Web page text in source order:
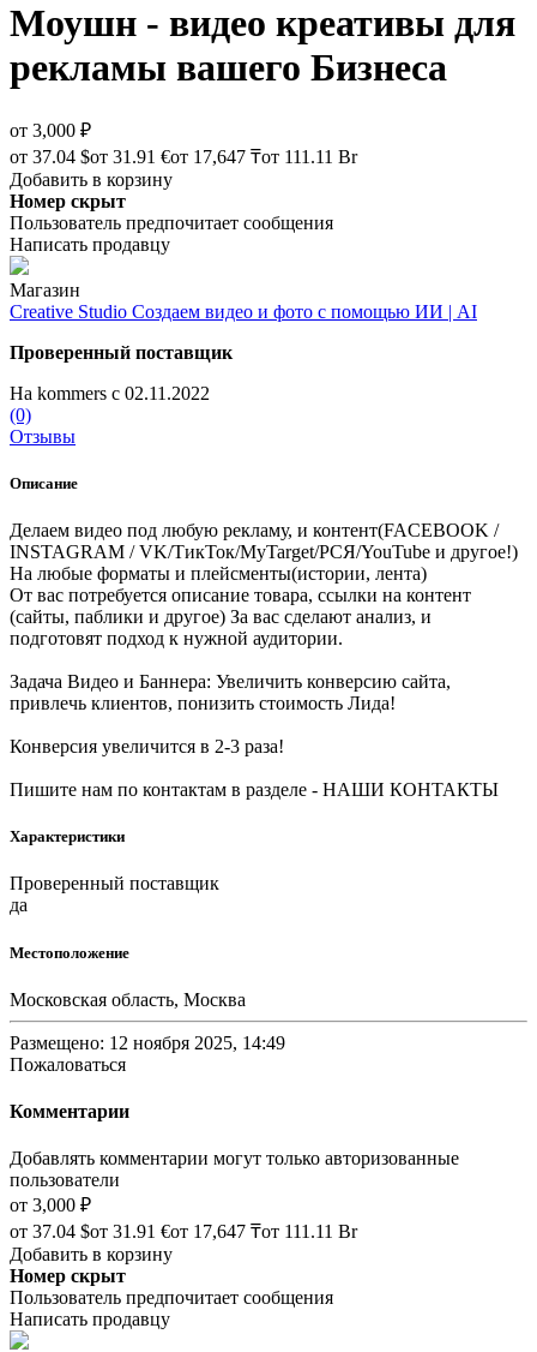
Моушн - видео креативы для
рекламы вашего Бизнеса
от 3,000 ₽
от 37.04 $от 31.91 €от 17,647 ₸от 111.11 Br
Добавить в корзину
Номер скрыт
Пользователь предпочитает сообщения
Написать продавцу
Магазин
Creative Studio Создаем видео и фото с помощью ИИ | AI
Проверенный поставщик
На kommers с 02.11.2022
(0)
Отзывы
Описание
Делаем видео под любую рекламу, и контент(FACEBOOK /
INSTAGRAM / VK/ТикТок/MyTarget/РСЯ/YouTube и другое!)
На любые форматы и плейсменты(истории, лента)
От вас потребуется описание товара, ссылки на контент
(сайты, паблики и другое) За вас сделают анализ, и
подготовят подход к нужной аудитории.
Задача Видео и Баннера: Увеличить конверсию сайта,
привлечь клиентов, понизить стоимость Лида!
Конверсия увеличится в 2-3 раза!
Пишите нам по контактам в разделе - НАШИ КОНТАКТЫ
Характеристики
Проверенный поставщик
да
Местоположение
Московская область, Москва
Размещено: 12 ноября 2025, 14:49
Пожаловаться
Комментарии
Добавлять комментарии могут только авторизованные
пользователи
от 3,000 ₽
от 37.04 $от 31.91 €от 17,647 ₸от 111.11 Br
Добавить в корзину
Номер скрыт
Пользователь предпочитает сообщения
Написать продавцу